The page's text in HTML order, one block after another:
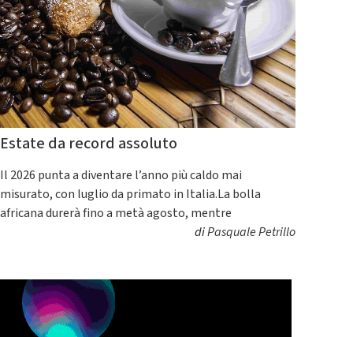
Estate da record assoluto
Il 2026 punta a diventare l’anno più caldo mai
misurato, con luglio da primato in Italia.La bolla
africana durerà fino a metà agosto, mentre
diPasquale Petrillo